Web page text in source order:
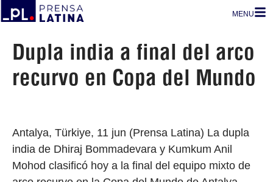
MENU
Dupla india a final del arco
recurvo en Copa del Mundo
Antalya, Türkiye, 11 jun (Prensa Latina) La dupla
india de Dhiraj Bommadevara y Kumkum Anil
Mohod clasificó hoy a la final del equipo mixto de